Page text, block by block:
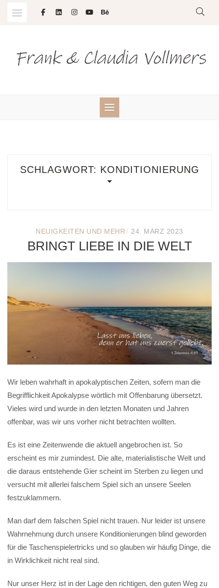
SCHLAGWORT: KONDITIONIERUNG
NEUIGKEITEN UND MEHR / 24. MÄRZ 2023
BRINGT LIEBE IN DIE WELT
Wir leben wahrhaft in apokalyptischen Zeiten, sofern man die
Begrifflichkeit Apokalypse wörtlich mit Offenbarung übersetzt.
Vieles wird und wurde in den letzten Monaten und Jahren
offenbar, was wir uns vorher nicht betrachten wollten.
Es ist eine Zeitenwende die aktuell angebrochen ist. So
erscheint es mir zumindest. Die alte, materialistische Welt und
die daraus entstehende Gier scheint im Sterben zu liegen und
versucht mit allerlei falschem Spiel sich an unsere Seelen
festzuklammern.
Man darf dem falschen Spiel nicht trauen. Nur leider ist unsere
Wahrnehmung durch unsere Konditionierungen blind geworden
für die Taschenspielertricks und so glauben wir häufig Dinge, die
in Wirklichkeit nicht real sind.
Nur unser Herz ist in der Lage den richtigen, den guten Weg zu